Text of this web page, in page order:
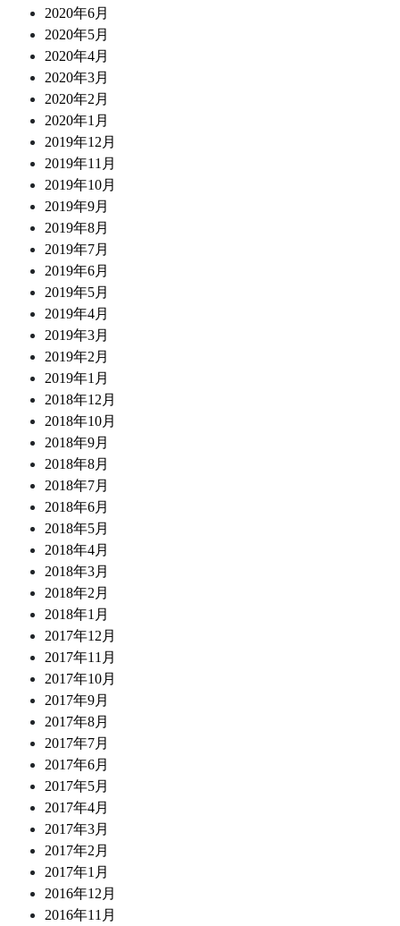
2020年6月
2020年5月
2020年4月
2020年3月
2020年2月
2020年1月
2019年12月
2019年11月
2019年10月
2019年9月
2019年8月
2019年7月
2019年6月
2019年5月
2019年4月
2019年3月
2019年2月
2019年1月
2018年12月
2018年10月
2018年9月
2018年8月
2018年7月
2018年6月
2018年5月
2018年4月
2018年3月
2018年2月
2018年1月
2017年12月
2017年11月
2017年10月
2017年9月
2017年8月
2017年7月
2017年6月
2017年5月
2017年4月
2017年3月
2017年2月
2017年1月
2016年12月
2016年11月